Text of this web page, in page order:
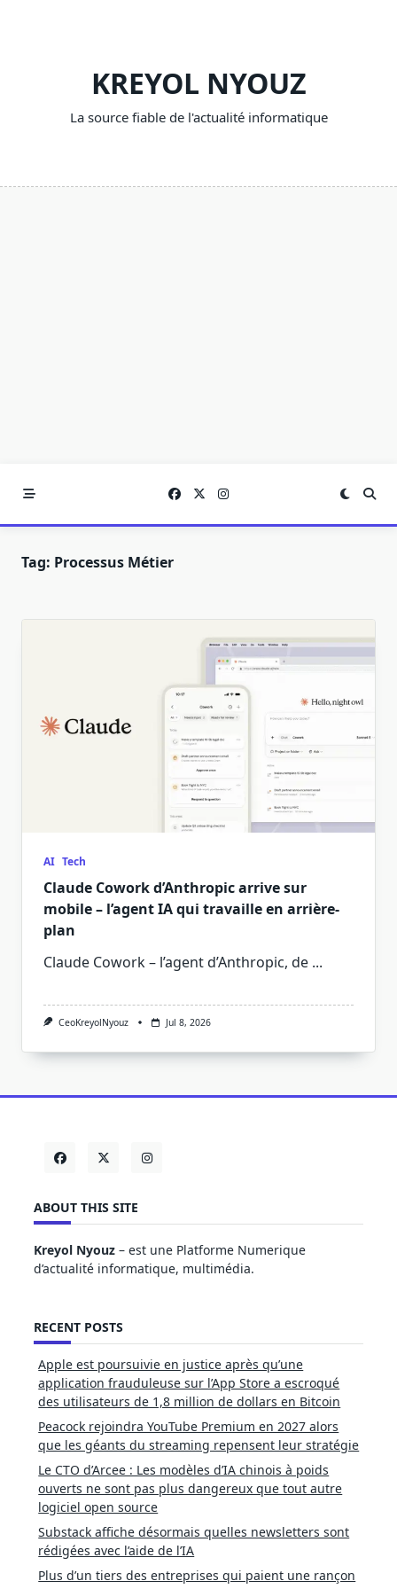
KREYOL NYOUZ
La source fiable de l'actualité informatique
Tag: Processus Métier
AI Tech
Claude Cowork d’Anthropic arrive sur
mobile – l’agent IA qui travaille en arrière-
plan
Claude Cowork – l’agent d’Anthropic, de ...
CeoKreyolNyouz Jul 8, 2026
ABOUT THIS SITE
Kreyol Nyouz – est une Platforme Numerique
d’actualité informatique, multimédia.
RECENT POSTS
Apple est poursuivie en justice après qu’une
application frauduleuse sur l’App Store a escroqué
des utilisateurs de 1,8 million de dollars en Bitcoin
Peacock rejoindra YouTube Premium en 2027 alors
que les géants du streaming repensent leur stratégie
Le CTO d’Arcee : Les modèles d’IA chinois à poids
ouverts ne sont pas plus dangereux que tout autre
logiciel open source
Substack affiche désormais quelles newsletters sont
rédigées avec l’aide de l’IA
Plus d’un tiers des entreprises qui paient une rançon